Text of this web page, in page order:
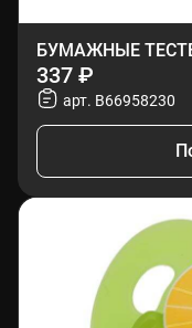
БУМАЖНЫЕ
337 ₽
арт. B66958230